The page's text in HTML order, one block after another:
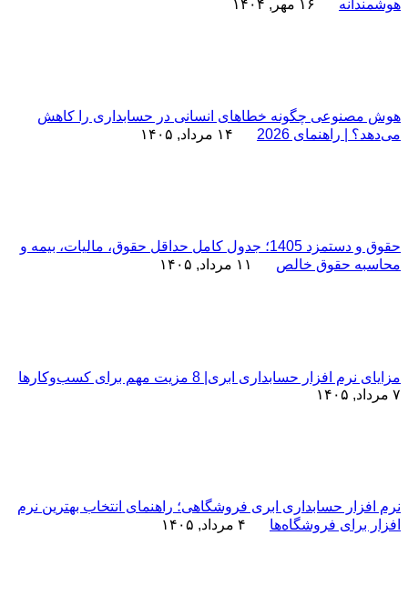
هوشمندانه
هوش مصنوعی چگونه خطاهای انسانی در حسابداری را کاهش
می‌دهد؟ | راهنمای 2026
حقوق و دستمزد 1405؛ جدول کامل حداقل حقوق، مالیات، بیمه و
محاسبه حقوق خالص
مزایای نرم افزار حسابداری ابری| 8 مزیت مهم برای کسب‌وکارها
نرم افزار حسابداری ابری فروشگاهی؛ راهنمای انتخاب بهترین نرم
افزار برای فروشگاه‌ها